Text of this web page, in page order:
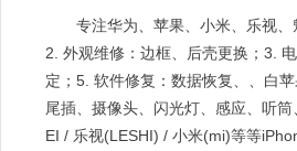
专注华为、苹果、小米、乐视
2. 外观维修：边框、后壳更换；3.
定；5. 软件修复：数据恢复、、白
尾插、摄像头、闪光灯、感应、听
EI / 乐视(LESHI) / 小米(mi)等等